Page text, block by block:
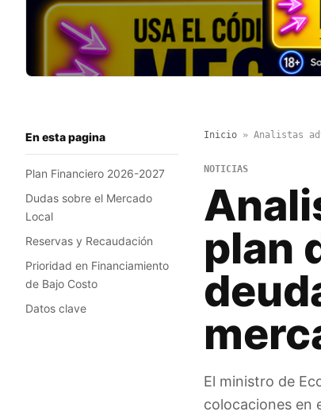
En esta pagina
Plan Financiero 2026-2027
Dudas sobre el Mercado
Local
Reservas y Recaudación
Prioridad en Financiamiento
de Bajo Costo
Datos clave
Inicio» Analistas
NOTICIAS
plan
El ministro de
colocaciones en